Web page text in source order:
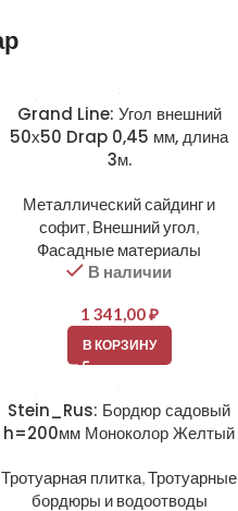
Grand Line: Угол внешний
50х50 Drap 0,45 мм, длина
3м.
Металлический сайдинг и
софит, Внешний угол,
Фасадные материалы
В наличии
1 341,00₽
В КОРЗИНУ
Stein_Rus: Бордюр садовый
h=200мм Моноколор Желтый
Тротуарная плитка,Тротуарные
бордюры и водоотводы